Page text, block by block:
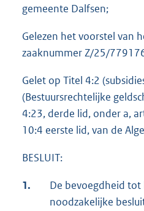
gemeente Dalfsen;
Gelezen het voorstel van
zaaknummer Z/25/
Gelet op Titel 4:2
(Bestuursrechtelijke
4:23, derde lid, onder a,
10:4 eerste lid, van de
BESLUIT:
1.
De bevoegdheid
noodzakelijke